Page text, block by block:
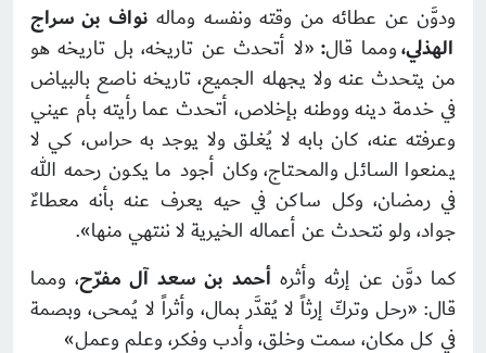
ودوَّن عن عطائه من وقته ونفسه وماله نواف بن سراج
الهذلي،ومما قال: «لا أتحدث عن تاريخه، بل تاريخه هو
من يتحدث عنه ولا يجهله الجميع، تاريخه ناصع بالبياض
في خدمة دينه ووطنه بإخلاص، أتحدث عما رأيته بأم عيني
وعرفته عنه، كان بابه لا يُغلق ولا يوجد به حراس، كي لا
يمنعوا السائل والمحتاج، وكان أجود ما يكون رحمه الله
في رمضان، وكل ساكن في حيه يعرف عنه بأنه معطاءٌ
جواد، ولو نتحدث عن أعماله الخيرية لا ننتهي منها».
كما دوَّن عن إرثه وأثرهأحمد بن سعد آل مفرّح، ومما
قال: «رحل وتركّ إرثاً لا يُقدَّر بمال، وأثراً لا يُمحى، وبصمة
في كل مكان، سمت وخلق، وأدب وفكر، وعلم وعمل»